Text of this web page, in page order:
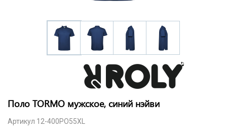
Поло TORMO мужское, синий нэйви
Артикул 12-400PO55XL